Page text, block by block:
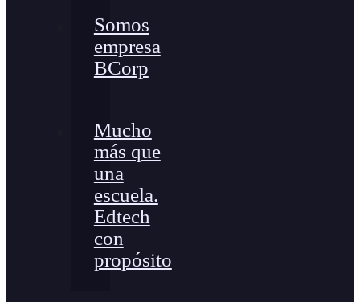
Somos
empresa
BCorp
Mucho
más que
una
escuela.
Edtech
con
propósito